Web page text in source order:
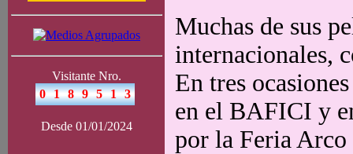
Visitante Nro.
Desde 01/01/2024
Muchas de sus
internacionales,
En tres
en el BAFICI y
por la Feria Arco